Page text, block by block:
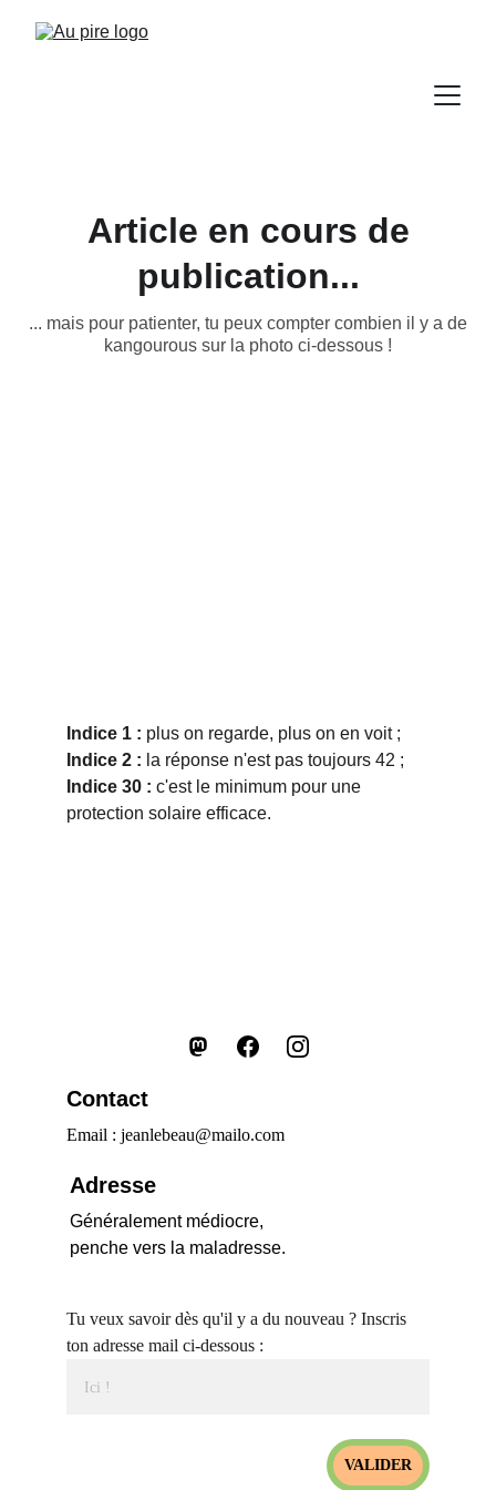
Article en cours de
publication...
... mais pour patienter, tu peux compter combien il y a de
kangourous sur la photo ci-dessous !
Indice 1 : plus on regarde, plus on en voit ;
Indice 2 : la réponse n'est pas toujours 42 ;
Indice 30 : c'est le minimum pour une
protection solaire efficace.
Adresse
Généralement médiocre,
penche vers la maladresse.
Contact
Email : jeanlebeau@mailo.com
Tu veux savoir dès qu'il y a du nouveau ? Inscris
ton adresse mail ci-dessous :
VALIDER